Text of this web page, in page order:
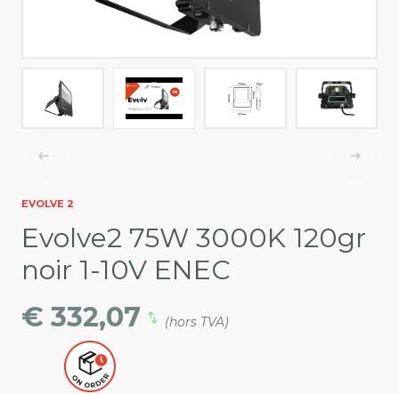
EVOLVE 2
Evolve2 75W 3000K 120gr
noir 1-10V ENEC
€ 332,07
(hors TVA)